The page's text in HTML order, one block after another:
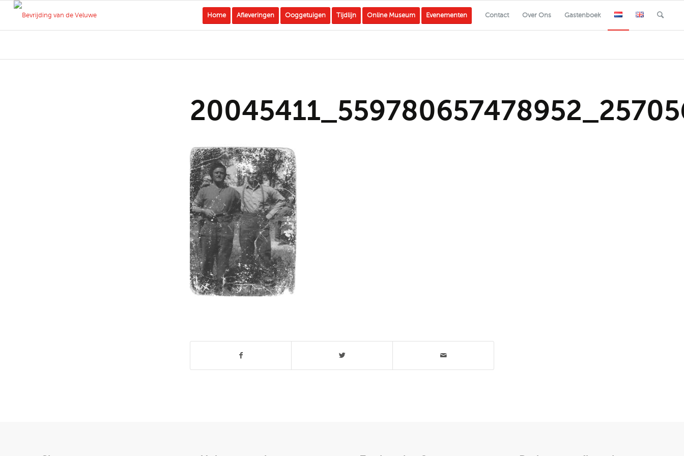
Home Afleveringen Ooggetuigen Tijdlijn Online Museum Evenementen Contact Over Ons Gastenboek